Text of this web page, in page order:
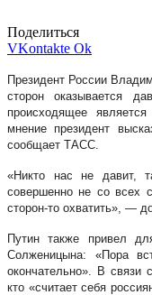
Поделиться
VKontakte Ok
Президент России
сторон оказывается
происходящее
мнение президент
сообщает ТАСС.
«Никто нас не давит,
совершенно не со всех
сторон-то охватить», —
Путин также привел
Солженицына: «Пора
окончательно». В связи
кто «считает себя